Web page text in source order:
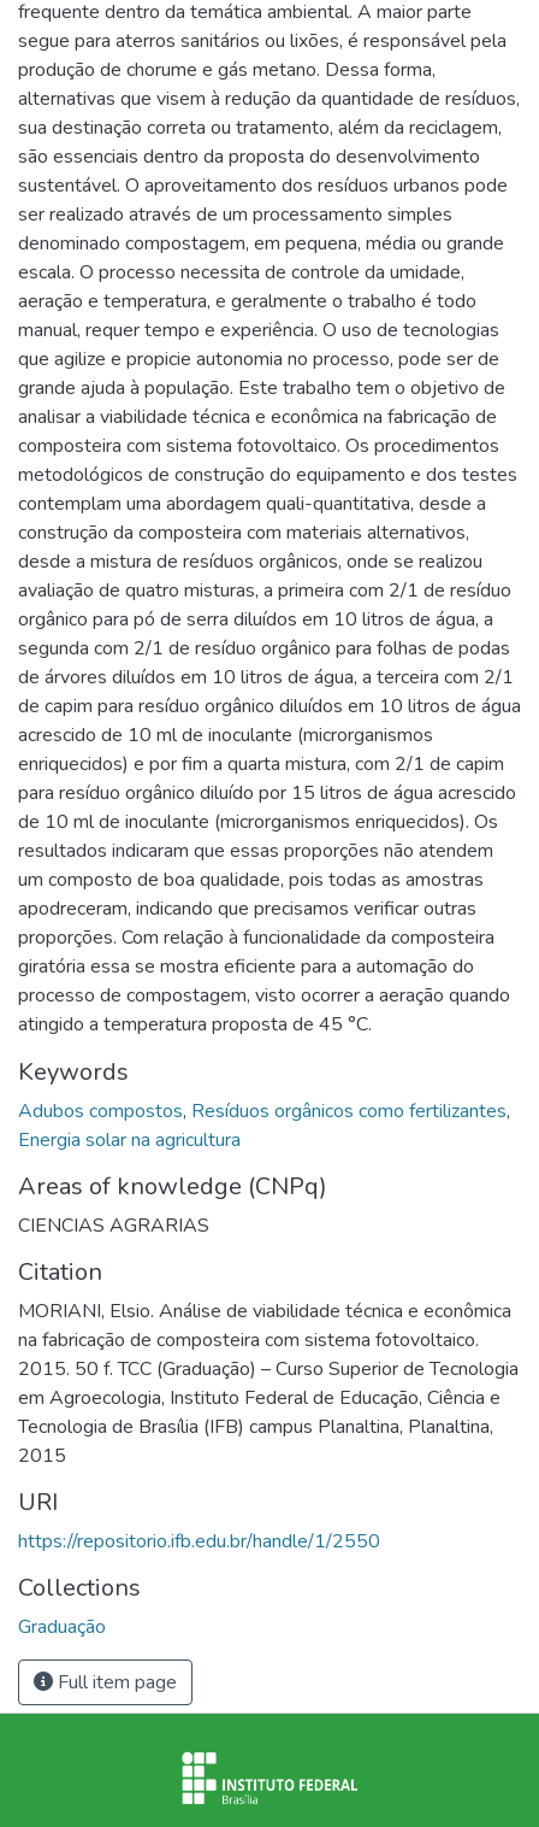
frequente dentro da temática ambiental. A maior parte
segue para aterros sanitários ou lixões, é responsável pela
produção de chorume e gás metano. Dessa forma,
alternativas que visem à redução da quantidade de resíduos,
sua destinação correta ou tratamento, além da reciclagem,
são essenciais dentro da proposta do desenvolvimento
sustentável. O aproveitamento dos resíduos urbanos pode
ser realizado através de um processamento simples
denominado compostagem, em pequena, média ou grande
escala. O processo necessita de controle da umidade,
aeração e temperatura, e geralmente o trabalho é todo
manual, requer tempo e experiência. O uso de tecnologias
que agilize e propicie autonomia no processo, pode ser de
grande ajuda à população. Este trabalho tem o objetivo de
analisar a viabilidade técnica e econômica na fabricação de
composteira com sistema fotovoltaico. Os procedimentos
metodológicos de construção do equipamento e dos testes
contemplam uma abordagem quali-quantitativa, desde a
construção da composteira com materiais alternativos,
desde a mistura de resíduos orgânicos, onde se realizou
avaliação de quatro misturas, a primeira com 2/1 de resíduo
orgânico para pó de serra diluídos em 10 litros de água, a
segunda com 2/1 de resíduo orgânico para folhas de podas
de árvores diluídos em 10 litros de água, a terceira com 2/1
de capim para resíduo orgânico diluídos em 10 litros de água
acrescido de 10 ml de inoculante (microrganismos
enriquecidos) e por fim a quarta mistura, com 2/1 de capim
para resíduo orgânico diluído por 15 litros de água acrescido
de 10 ml de inoculante (microrganismos enriquecidos). Os
resultados indicaram que essas proporções não atendem
um composto de boa qualidade, pois todas as amostras
apodreceram, indicando que precisamos verificar outras
proporções. Com relação à funcionalidade da composteira
giratória essa se mostra eficiente para a automação do
processo de compostagem, visto ocorrer a aeração quando
atingido a temperatura proposta de 45 °C.
Keywords
Adubos compostos, Resíduos orgânicos como fertilizantes,
Energia solar na agricultura
Areas of knowledge (CNPq)
CIENCIAS AGRARIAS
Citation
MORIANI, Elsio. Análise de viabilidade técnica e econômica
na fabricação de composteira com sistema fotovoltaico.
2015. 50 f. TCC (Graduação) – Curso Superior de Tecnologia
em Agroecologia, Instituto Federal de Educação, Ciência e
Tecnologia de Brasília (IFB) campus Planaltina, Planaltina,
2015
URI
https://repositorio.ifb.edu.br/handle/1/2550
Collections
Graduação
Full item page